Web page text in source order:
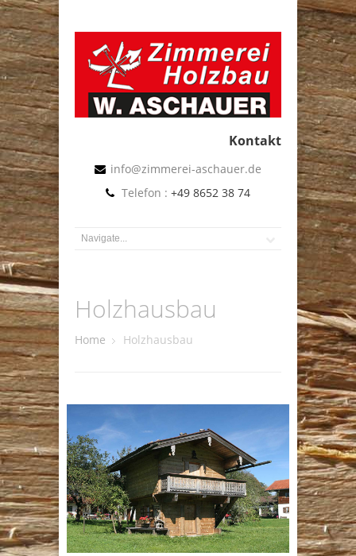
Kontakt
info@zimmerei-aschauer.de
Telefon : +49 8652 38 74
Holzhausbau
Home Holzhausbau